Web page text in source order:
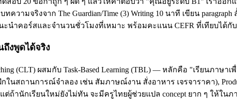
ความจริงจาก The Guardian/Time (3) Writing 10 นาที เขียน
นำคอร์สและจำนวนชั่วโมงที่เหมาะ พร้อมคะแนน CEFR ที่เทียบได้กั
งพูดได้จริง
(CLT) ผสมกับ Task-Based Learning (TBL) — หลักคือ "เรียนภ
กในสถานการณ์จำลอง เช่น สัมภาษณ์งาน สั่งอาหาร เจรจาราคา),
านักเรียนใหม่ยังไม่ทัน จะมีครูไทยผู้ช่วยแปล concept ยาก ๆ ให้ในภ